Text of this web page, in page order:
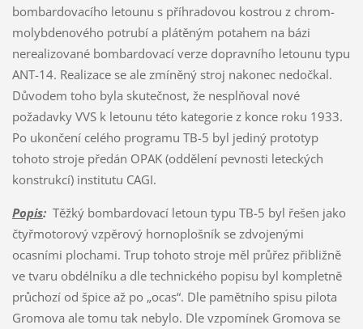
bombardovacího letounu s příhradovou kostrou z chrom-
molybdenového potrubí a plátěným potahem na bázi
nerealizované bombardovací verze dopravního letounu typu
ANT-14. Realizace se ale zmíněný stroj nakonec nedočkal.
Důvodem toho byla skutečnost, že nesplňoval nové
požadavky VVS k letounu této kategorie z konce roku 1933.
Po ukončení celého programu TB-5 byl jediný prototyp
tohoto stroje předán OPAK (oddělení pevnosti leteckých
konstrukcí) institutu CAGI.
Popis:Těžký bombardovací letoun typu TB-5 byl řešen jako
čtyřmotorový vzpěrový hornoplošník se zdvojenými
ocasními plochami. Trup tohoto stroje měl průřez přibližně
ve tvaru obdélníku a dle technického popisu byl kompletně
průchozí od špice až po „ocas“. Dle pamětního spisu pilota
Gromova ale tomu tak nebylo. Dle vzpomínek Gromova se